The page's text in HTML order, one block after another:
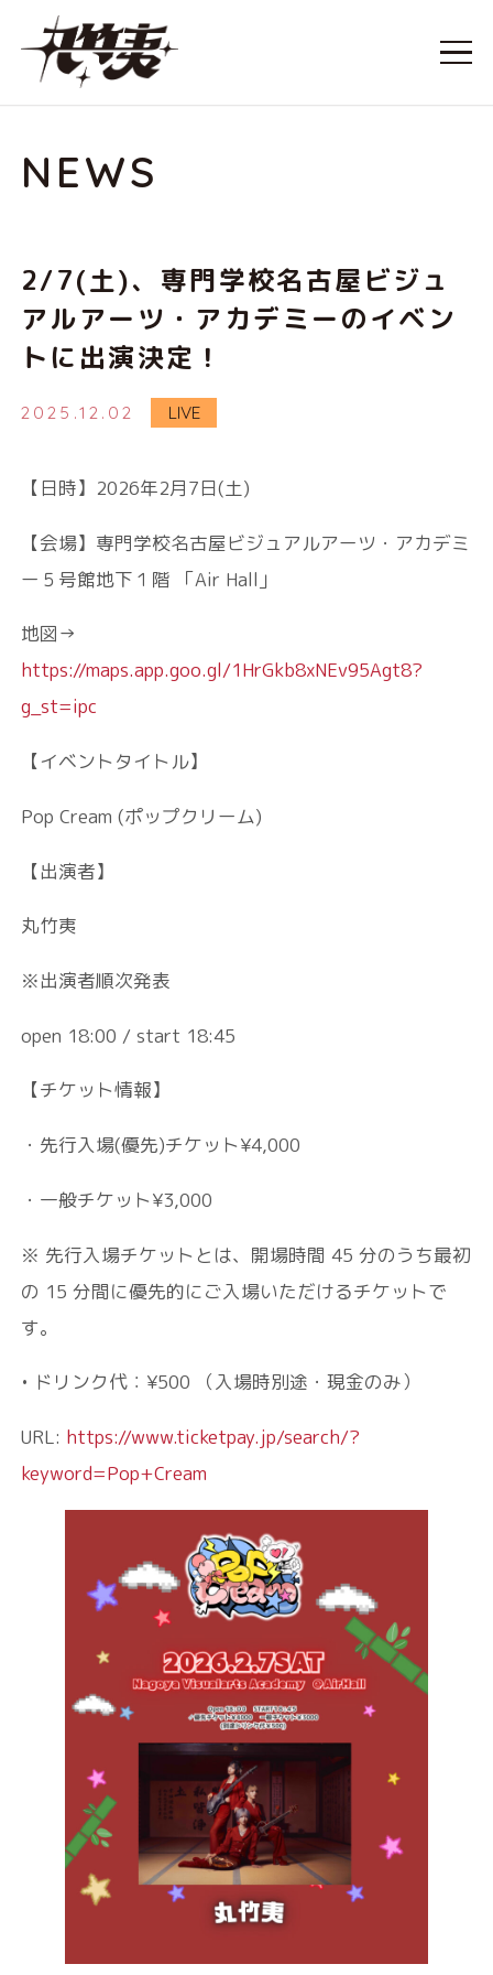
NEWS
2/7(土)、専門学校名古屋ビジュ
アルアーツ・アカデミーのイベン
トに出演決定！
2025.12.02 LIVE
【日時】2026年2月7日(土)
【会場】専⾨学校名古屋ビジュアルアーツ・アカデミ
ー５号館地下１階 「Air Hall」
地図→
https://maps.app.goo.gl/1HrGkb8xNEv95Agt8?
g_st=ipc
【イベントタイトル】
Pop Cream (ポップクリーム)
【出演者】
丸竹夷
※出演者順次発表
open 18:00 / start 18:45
【チケット情報】
・先行入場(優先)チケット¥4,000
・一般チケット¥3,000
※ 先⾏⼊場チケットとは、開場時間 45 分のうち最初
の 15 分間に優先的にご⼊場いただけるチケットで
す。
• ドリンク代：¥500 （⼊場時別途・現⾦のみ）
URL: https://www.ticketpay.jp/search/?
keyword=Pop+Cream